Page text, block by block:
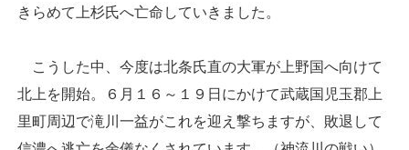
きらめて上杉氏へ亡命していきました。
こうした中、今度は北条氏直の大軍が上野国へ向けて
北上を開始。６月１６～１９日にかけて武蔵国児玉郡上
里町周辺で滝川一益がこれを迎え撃ちますが、敗退して